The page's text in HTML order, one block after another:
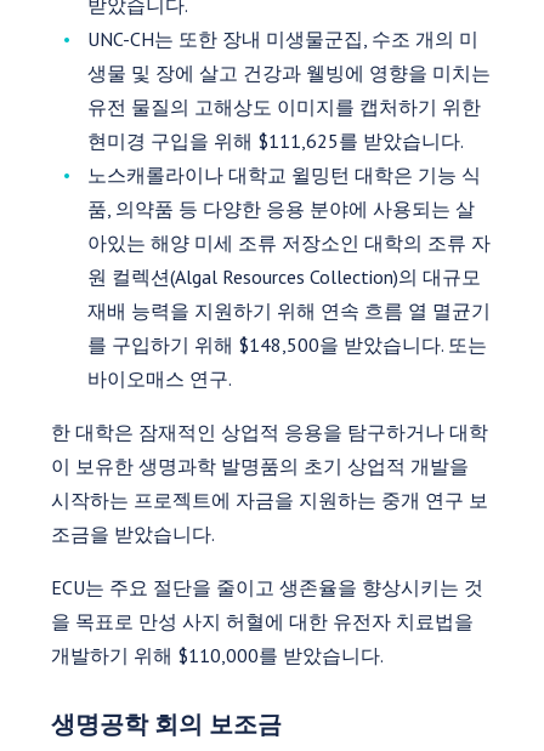
받았습니다.
UNC-CH는 또한 장내 미생물군집, 수조 개의 미
생물 및 장에 살고 건강과 웰빙에 영향을 미치는
유전 물질의 고해상도 이미지를 캡처하기 위한
현미경 구입을 위해 $111,625를 받았습니다.
노스캐롤라이나 대학교 윌밍턴 대학은 기능 식
품, 의약품 등 다양한 응용 분야에 사용되는 살
아있는 해양 미세 조류 저장소인 대학의 조류 자
원 컬렉션(Algal Resources Collection)의 대규모
재배 능력을 지원하기 위해 연속 흐름 열 멸균기
를 구입하기 위해 $148,500을 받았습니다. 또는
바이오매스 연구.
한 대학은 잠재적인 상업적 응용을 탐구하거나 대학
이 보유한 생명과학 발명품의 초기 상업적 개발을
시작하는 프로젝트에 자금을 지원하는 중개 연구 보
조금을 받았습니다.
ECU는 주요 절단을 줄이고 생존율을 향상시키는 것
을 목표로 만성 사지 허혈에 대한 유전자 치료법을
개발하기 위해 $110,000를 받았습니다.
생명공학 회의 보조금